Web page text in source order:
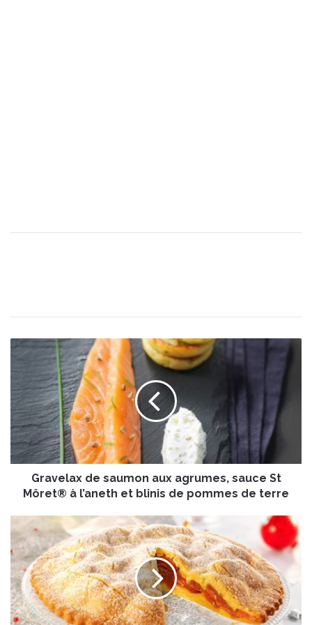
a
d
o
n
a
u
x
Gravelax de saumon aux agrumes, sauce St
Môret® à l’aneth et blinis de pommes de terre
m
p
e
à
l